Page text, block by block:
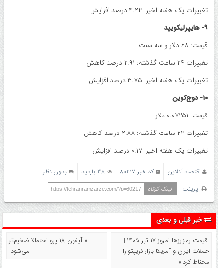
تغییرات یک هفته اخیر: ۴.۲۴ درصد افزایش
۹- هایپرلیکویید
قیمت: ۶۸ دلار و سه سنت
تغییرات ۲۴ ساعت گذشته: ۲.۹۱ درصد کاهش
تغییرات یک هفته اخیر: ۳.۷۵ درصد افزایش
۱۰- دوج‌کوین
قیمت: ۰.۰۷۲۵۱ دلار
تغییرات ۲۴ ساعت گذشته: ۲.۸۸ درصد کاهش
تغییرات یک هفته اخیر: ۰.۱۷ درصد افزایش
اقتصاد آنلاین کد خبر 80217 38 بازدید
بدون نظر
پرینت
لینک کوتاه https://tehranramzarze.com/?p=80217
خبر قبلی و بعدی
قیمت رمزارز‌ها امروز ۱۷ تیر ۱۴۰۵ |
حملات ایران و آمریکا بازار کریپتو را
محتاط کرد »
« آیفون ۱۸ پرو احتمالا ضخیم‌تر
می‌شود